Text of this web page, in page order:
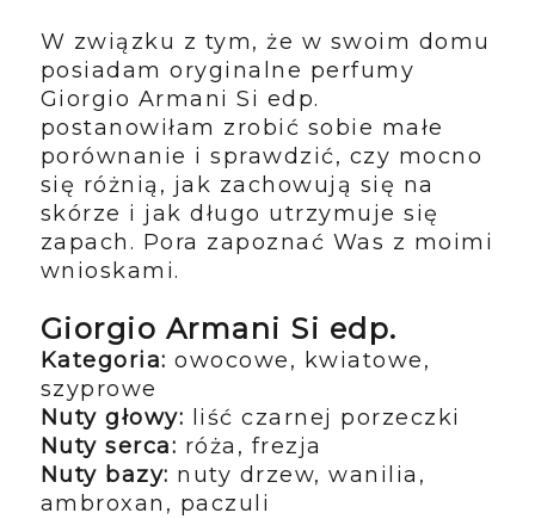
W związku z tym, że w swoim domu
posiadam oryginalne perfumy
Giorgio Armani Si edp.
postanowiłam zrobić sobie małe
porównanie i sprawdzić, czy mocno
się różnią, jak zachowują się na
skórze i jak długo utrzymuje się
zapach. Pora zapoznać Was z moimi
wnioskami.
Giorgio Armani Si edp.
Kategoria:owocowe, kwiatowe,
szyprowe
Nuty głowy: liść czarnej porzeczki
Nuty serca: róża, frezja
Nuty bazy: nuty drzew, wanilia,
ambroxan, paczuli